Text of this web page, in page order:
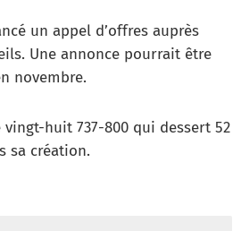
un appel d’offres auprès
Une annonce pourrait être
novembre.
huit 737-800 qui dessert 52
sa création.